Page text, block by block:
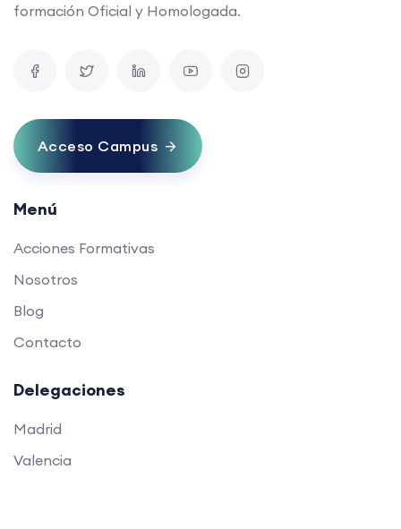
formación Oficial y Homologada.
Acceso Campus
Menú
Acciones Formativas
Nosotros
Blog
Contacto
Delegaciones
Madrid
Valencia